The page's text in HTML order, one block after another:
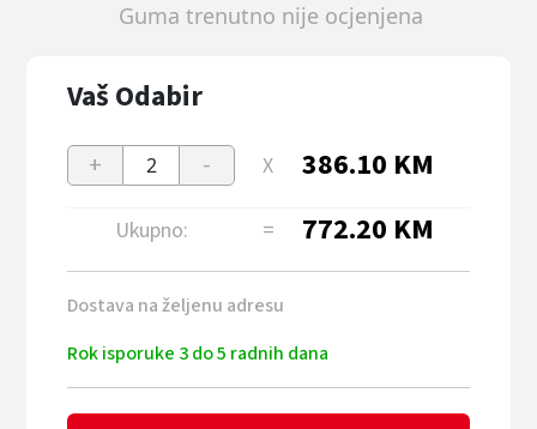
Guma trenutno nije ocjenjena
Vaš Odabir
+ 2 - X 386.10 KM
Ukupno: = 772.20 KM
Dostava na željenu adresu
Rok isporuke 3 do 5 radnih dana